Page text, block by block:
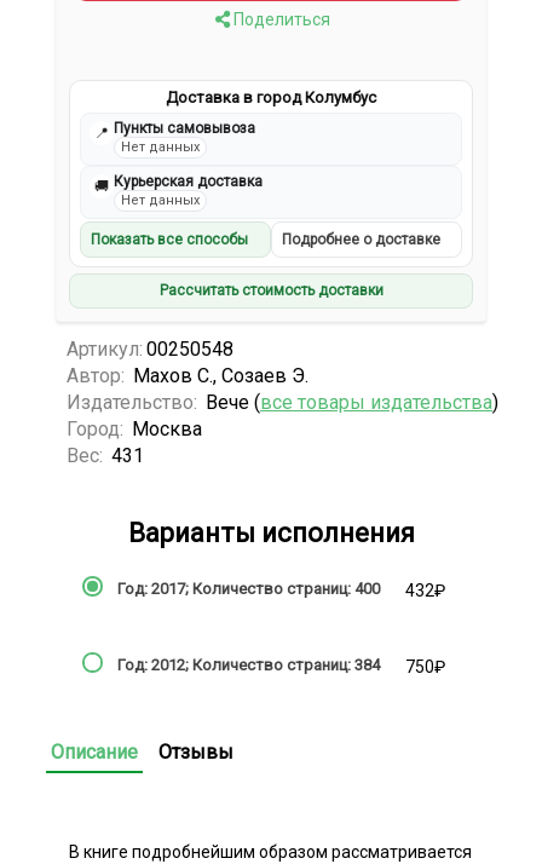
Поделиться
Доставка в город Колумбус
📍 Пункты самовывоза
Нет данных
🚚 Курьерская доставка
Нет данных
Показать все способы Подробнее о доставке
Рассчитать стоимость доставки
Артикул: 00250548
Автор: Махов С., Созаев Э.
Издательство: Вече (все товары издательства)
Город: Москва
Вес: 431
Варианты исполнения
Год: 2017; Количество страниц: 400 432₽
Год: 2012; Количество страниц: 384 750₽
Описание Отзывы
В книге подробнейшим образом рассматривается